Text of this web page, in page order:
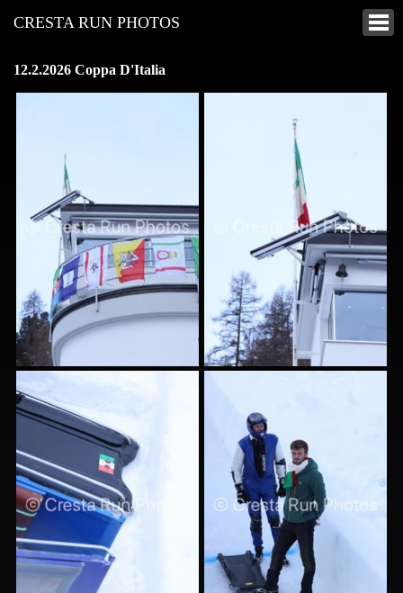
CRESTA RUN PHOTOS
12.2.2026 Coppa D'Italia